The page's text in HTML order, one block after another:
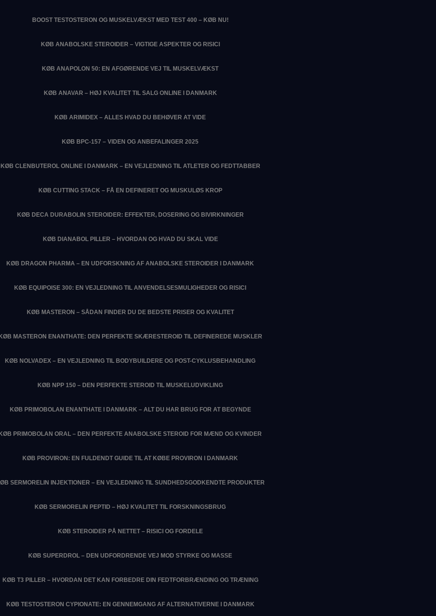
BOOST TESTOSTERON OG MUSKELVÆKST MED TEST 400 – KØB NU!
KØB ANABOLSKE STEROIDER – VIGTIGE ASPEKTER OG RISICI
KØB ANAPOLON 50: EN AFGØRENDE VEJ TIL MUSKELVÆKST
KØB ANAVAR – HØJ KVALITET TIL SALG ONLINE I DANMARK
KØB ARIMIDEX – ALLES HVAD DU BEHØVER AT VIDE
KØB BPC-157 – VIDEN OG ANBEFALINGER 2025
KØB CLENBUTEROL ONLINE I DANMARK – EN VEJLEDNING TIL ATLETER OG FEDTTABBER
KØB CUTTING STACK – FÅ EN DEFINERET OG MUSKULØS KROP
KØB DECA DURABOLIN STEROIDER: EFFEKTER, DOSERING OG BIVIRKNINGER
KØB DIANABOL PILLER – HVORDAN OG HVAD DU SKAL VIDE
KØB DRAGON PHARMA – EN UDFORSKNING AF ANABOLSKE STEROIDER I DANMARK
KØB EQUIPOISE 300: EN VEJLEDNING TIL ANVENDELSESMULIGHEDER OG RISICI
KØB MASTERON – SÅDAN FINDER DU DE BEDSTE PRISER OG KVALITET
MASTERON ENANTHATE: DEN PERFEKTE SKÆRESTEROID TIL DEFINEREDE MUSKLER
KØB NOLVADEX – EN VEJLEDNING TIL BODYBUILDERE OG POST-CYKLUSBEHANDLING
KØB NPP 150 – DEN PERFEKTE STEROID TIL MUSKELUDVIKLING
KØB PRIMOBOLAN ENANTHATE I DANMARK – ALT DU HAR BRUG FOR AT BEGYNDE
PRIMOBOLAN ORAL – DEN PERFEKTE ANABOLSKE STEROID FOR MÆND OG KVINDER
KØB PROVIRON: EN FULDENDT GUIDE TIL AT KØBE PROVIRON I DANMARK
SERMORELIN INJEKTIONER – EN VEJLEDNING TIL SUNDHEDSGODKENDTE PRODUKTER
KØB SERMORELIN PEPTID – HØJ KVALITET TIL FORSKNINGSBRUG
KØB STEROIDER PÅ NETTET – RISICI OG FORDELE
KØB SUPERDROL – DEN UDFORDRENDE VEJ MOD STYRKE OG MASSE
KØB T3 PILLER – HVORDAN DET KAN FORBEDRE DIN FEDTFORBRÆNDING OG TRÆNING
KØB TESTOSTERON CYPIONATE: EN GENNEMGANG AF ALTERNATIVERNE I DANMARK